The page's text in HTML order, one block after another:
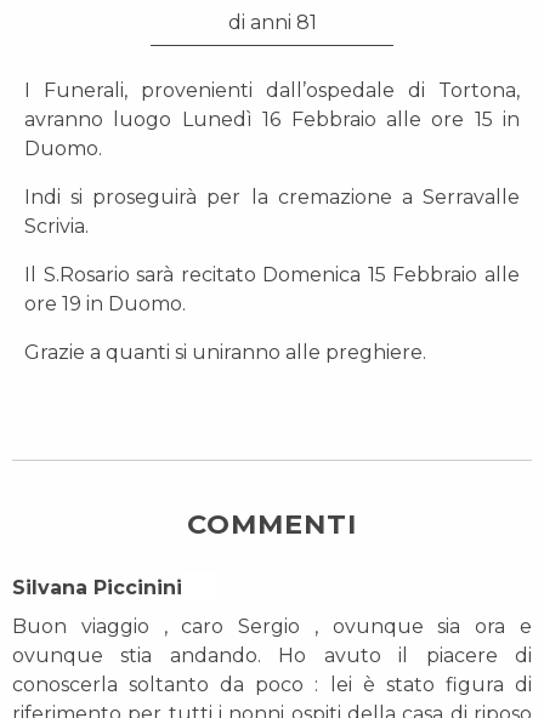
di anni 81
I Funerali, provenienti dall’ospedale di Tortona,
avranno luogo Lunedì 16 Febbraio alle ore 15 in
Duomo.
Indi si proseguirà per la cremazione a Serravalle
Scrivia.
Il S.Rosario sarà recitato Domenica 15 Febbraio alle
ore 19 in Duomo.
Grazie a quanti si uniranno alle preghiere.
COMMENTI
Silvana Piccinini On
Buon viaggio , caro Sergio , ovunque sia ora e
ovunque stia andando. Ho avuto il piacere di
conoscerla soltanto da poco : lei è stato figura di